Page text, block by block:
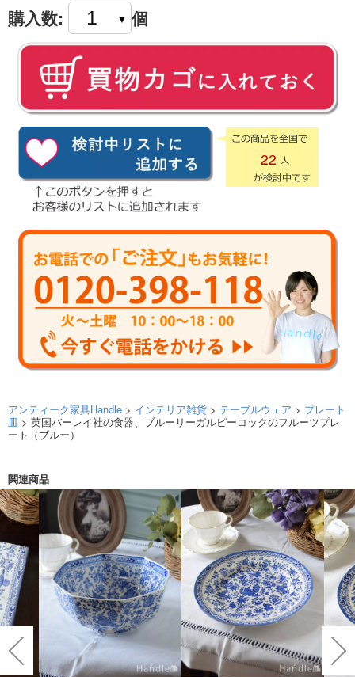
購入数:
個
22
アンティーク家具Handle > インテリア雑貨 > テーブルウェア > プレート
皿 > 英国バーレイ社の食器、ブルーリーガルピーコックのフルーツプレ
ート（ブルー）
関連商品